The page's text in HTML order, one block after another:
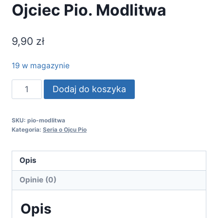
Ojciec Pio. Modlitwa
9,90 zł
19 w magazynie
ilość
Ojciec
Modlitwa
Dodaj do koszyka
SKU: pio-modlitwa
Kategoria: Seria o Ojcu Pio
Opis
Opinie (0)
Opis